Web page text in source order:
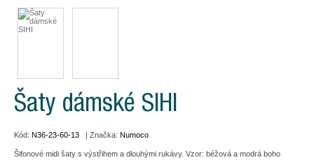
Šaty dámské SIHI
Kód: N36-23-60-13 | Značka: Numoco
Šifonové midi šaty s výstřihem a dlouhými rukávy. Vzor: béžová a modrá boho